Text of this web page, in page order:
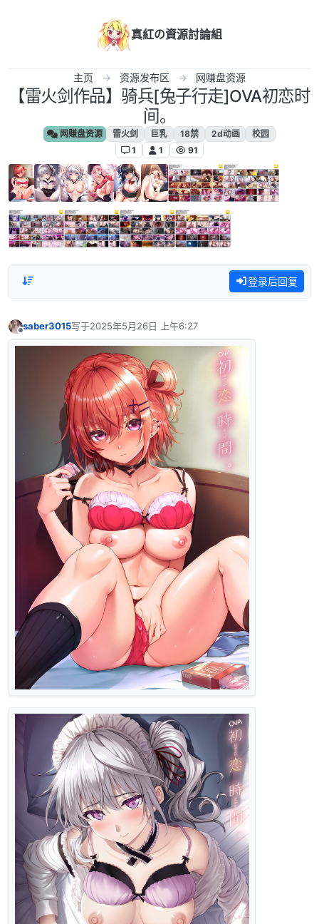
真紅の資源討論組
主页 资源发布区 网赚盘资源
【雷火剑作品】骑兵[兔子行走]OVA初恋时
间。
网赚盘资源 雷火剑 巨乳 18禁 2d动画
校园
1
1 91
登录后回复
saber3015写于2025年5月26日 上午6:27
最后由 编辑